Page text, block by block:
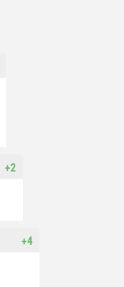
+2
+4